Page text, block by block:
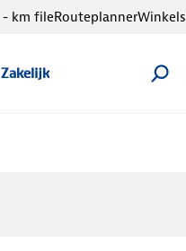
Zakelijk
- km fileRouteplannerWinkels